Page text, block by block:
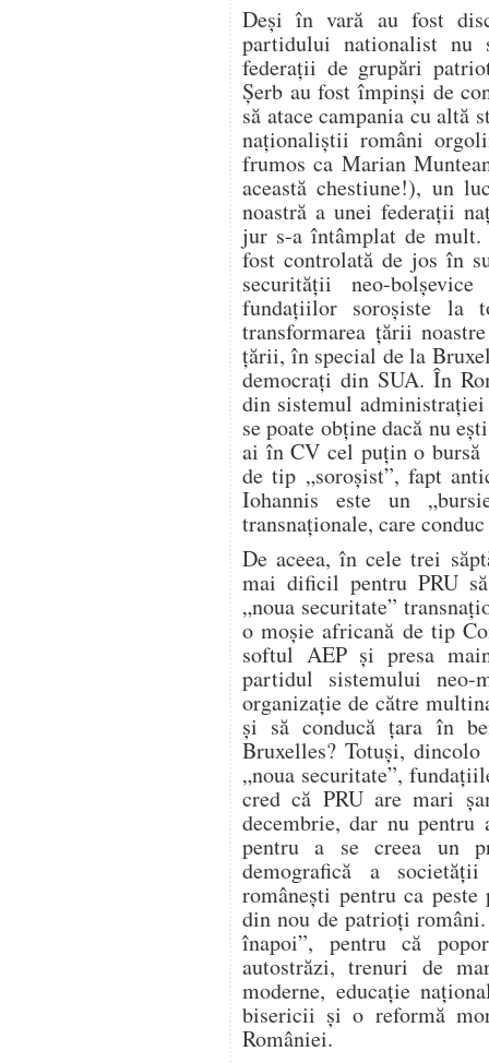
Deși în vară au fost
partidului nationalist nu
federații de grupări
Șerb au fost împinși de
să atace campania cu altă
naționaliștii români
frumos ca Marian
această chestiune!), un
noastră a unei federații
jur s-a întâmplat de
fost controlată de jos în
securității neo-
fundațiilor soroșiste la
transformarea țării
țării, în special de la
democrați din SUA. În
din sistemul
se poate obține dacă nu
ai în CV cel puțin o bursă
de tip „soroșist”, fapt
Iohannis este un
transnaționale, care
De aceea, în cele trei
mai dificil pentru PRU
„noua securitate”
o moșie africană de tip
softul AEP și presa
partidul sistemului neo-
organizație de către
și să conducă țara în
Bruxelles? Totuși,
„noua securitate”,
cred că PRU are mari
decembrie, dar nu
pentru a se creea un
demografică a
românești pentru ca
din nou de patrioți
înapoi”, pentru că
autostrăzi, trenuri de
moderne, educație
bisericii și o reformă
României.